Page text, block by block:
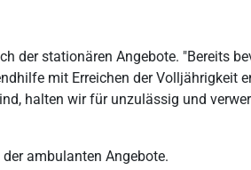
der stationären Angebote. "Bereits
mit Erreichen der Volljährigkeit
halten wir für unzulässig und
ambulanten Angebote.